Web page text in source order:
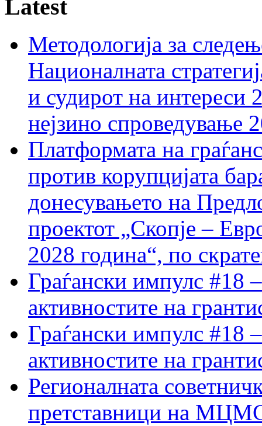
Latest
Методологија за
Националната
и судирот на интереси
нејзино спроведување
Платформата на
против корупцијата
донесувањето на
проектот „Скопје –
2028 година“, по
Граѓански импулс #18
активностите на
Граѓански импулс #18
активностите на
Регионалната
претставници на МЦМС